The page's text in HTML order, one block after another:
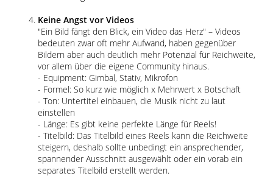
Keine Angst vor Videos
Ein Bild fängt den Blick, ein Video das Herz – Videos
bedeuten zwar oft mehr Aufwand, haben gegenüber
Bildern aber auch deutlich mehr Potenzial für Reichweite,
vor allem über die eigene Community hinaus.
- Equipment: Gimbal, Stativ, Mikrofon
- Formel: So kurz wie möglich x Mehrwert x Botschaft
- Ton: Untertitel einbauen, die Musik nicht zu laut
einstellen
- Länge: Es gibt keine perfekte Länge für Reels!
- Titelbild: Das Titelbild eines Reels kann die Reichweite
steigern, deshalb sollte unbedingt ein ansprechender,
spannender Ausschnitt ausgewählt oder ein vorab ein
separates Titelbild erstellt werden.